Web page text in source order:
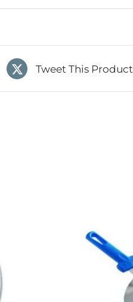
Tweet This Product